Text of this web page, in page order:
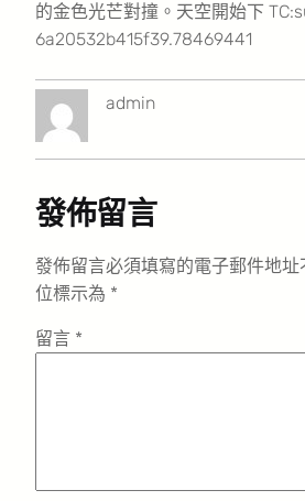
的金色光芒對撞。天空開始下
6a20532b415f39.78469441
admin
發佈留言
發佈留言必須填寫的電子郵件地址
位標示為 *
留言 *